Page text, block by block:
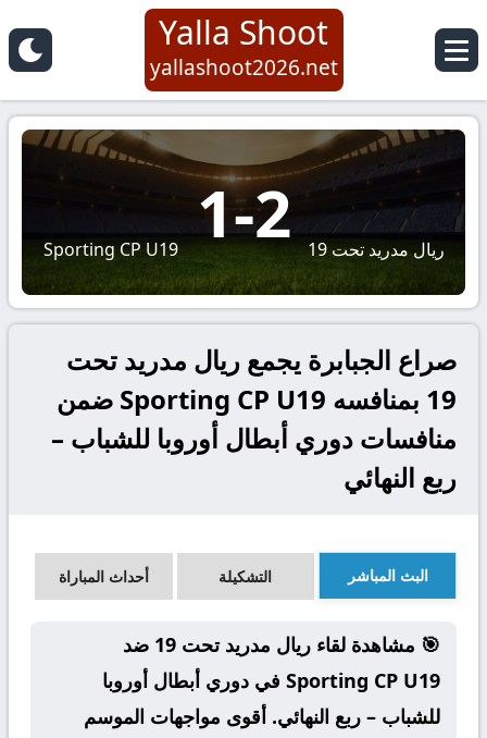
Yalla Shoot
yallashoot2026.net
ريال مدريد تحت 19 2
-
1
Sporting CP U19
صراع الجبابرة يجمع ريال مدريد تحت
19 بمنافسه Sporting CP U19 ضمن
منافسات دوري أبطال أوروبا للشباب –
ربع النهائي
البث المباشر التشكيلة أحداث المباراة
🎯 مشاهدة لقاء ريال مدريد تحت 19 ضد
Sporting CP U19 في دوري أبطال أوروبا
للشباب – ربع النهائي. أقوى مواجهات الموسم